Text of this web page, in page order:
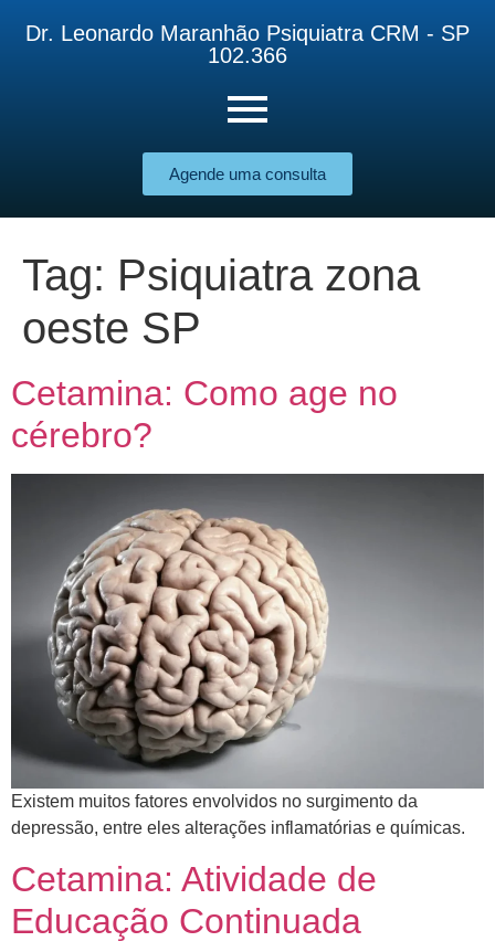
Dr. Leonardo Maranhão Psiquiatra CRM - SP
102.366
Agende uma consulta
Tag: Psiquiatra zona
oeste SP
Cetamina: Como age no
cérebro?
​Existem muitos fatores envolvidos no surgimento da
depressão, entre eles alterações inflamatórias e químicas.
Cetamina: Atividade de
Educação Continuada